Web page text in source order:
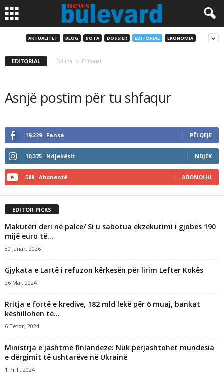
AKTUALITET BLOG BOTA DOSSIER EDITORIAL EKONOMIA
EDITORIAL Ballina Editorial
Asnjë postim për tu shfaqur
19,229 Fansa PËLQEJE
10,375 Ndjekësit NDJEK
588 Abonentë ABONOHU
EDITOR PICKS
Makutëri deri në palcë/ Si u sabotua ekzekutimi i gjobës 190
mijë euro të...
30 Janar, 2026
Gjykata e Lartë i refuzon kërkesën për lirim Lefter Kokës
26 Maj, 2024
Rritja e fortë e kredive, 182 mld lekë për 6 muaj, bankat
këshillohen të...
6 Tetor, 2024
Ministrja e jashtme finlandeze: Nuk përjashtohet mundësia
e dërgimit të ushtarëve në Ukrainë
1 Prill, 2024